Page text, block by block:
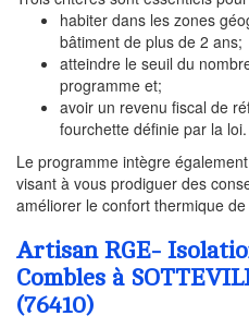
habiter dans les zones
bâtiment de plus de 2 ans;
atteindre le seuil du
programme et;
avoir un revenu fiscal de
fourchette définie par la loi.
Le programme intègre
visant à vous prodiguer des
améliorer le confort thermique
Artisan RGE-
Combles à
(76410)